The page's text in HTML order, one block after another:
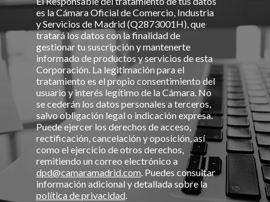
es la Cámara Oficial de Comercio, Industria
y Servicios de Madrid (Q2873001H), que
tratará los datos con la finalidad de
gestionar tu suscripción y mantenerte
informado de productos y servicios de esta
Corporación. La legitimación para el
tratamiento es el propio consentimiento del
usuario y interés legítimo de la Cámara. No
se cederán los datos personales a terceros,
salvo obligación legal o indicación expresa.
Puede ejercer los derechos de acceso,
rectificación, cancelación y oposición, así
como el ejercicio de otros derechos,
remitiendo un correo electrónico a
dpd@camaramadrid.com. Puedes consultar
información adicional y detallada sobre la
política de privacidad.